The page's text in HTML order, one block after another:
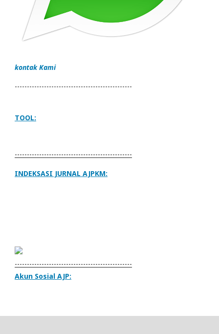
kontak Kami
------------------------------------------------
TOOL:
------------------------------------------------
INDEKSASI JURNAL AJPKM:
------------------------------------------------
Akun Sosial AJP: